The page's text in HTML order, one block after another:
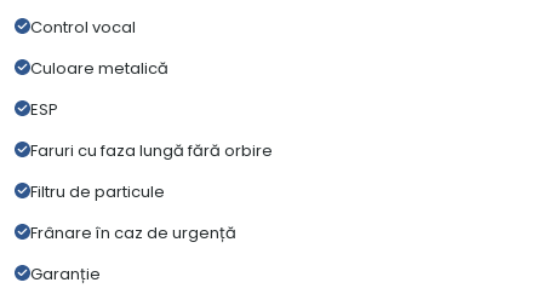
Control vocal
Culoare metalică
ESP
Faruri cu faza lungă fără orbire
Filtru de particule
Frânare în caz de urgență
Garanție